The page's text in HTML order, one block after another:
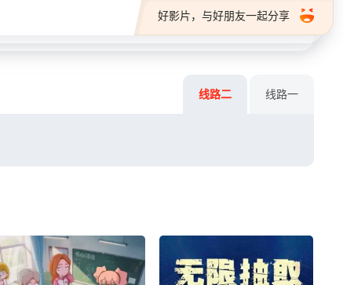
好影片，与好朋友一起分享
线路二 线路一